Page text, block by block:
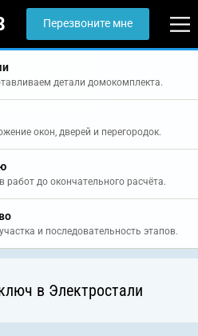
Перезвоните мне
детали домокомплекта.
окон, дверей и перегородок.
до окончательного расчёта.
и последовательность этапов.
в Электростали